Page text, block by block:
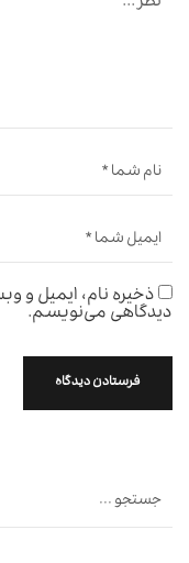
ذخیره نام، ایمیل و
دیدگاهی می‌نویسم.